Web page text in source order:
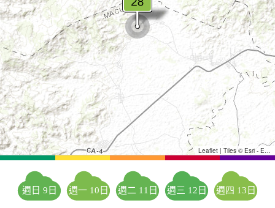
Leaflet | Tiles © Esri - Esri, DeLorme, NAVTEQ, TomTom, Intermap, iPC, USGS, FAO, NPS, NRCAN, GeoBase, Kadaster NL, Ordnance Survey, Esri Japan, METI, Esri China (Hong Kong), and the GIS User Community
週日 9日 週一 10日 週二 11日 週三 12日 週四 13日